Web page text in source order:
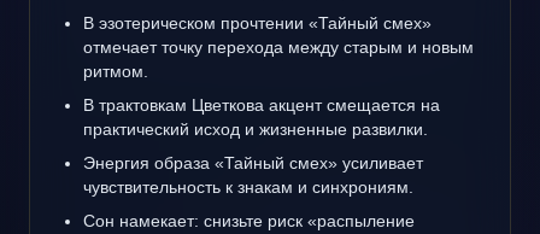
В эзотерическом прочтении «Тайный смех»
отмечает точку перехода между старым и новым
ритмом.
В трактовкам Цветкова акцент смещается на
практический исход и жизненные развилки.
Энергия образа «Тайный смех» усиливает
чувствительность к знакам и синхрониям.
Сон намекает: снизьте риск «распыление